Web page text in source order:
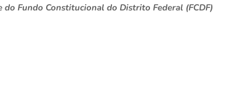
Fundo Constitucional do Distrito Federal (FCDF)